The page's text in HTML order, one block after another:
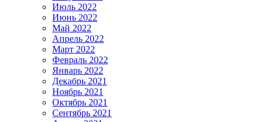
Июль 2022
Июнь 2022
Май 2022
Апрель 2022
Март 2022
Февраль 2022
Январь 2022
Декабрь 2021
Ноябрь 2021
Октябрь 2021
Сентябрь 2021